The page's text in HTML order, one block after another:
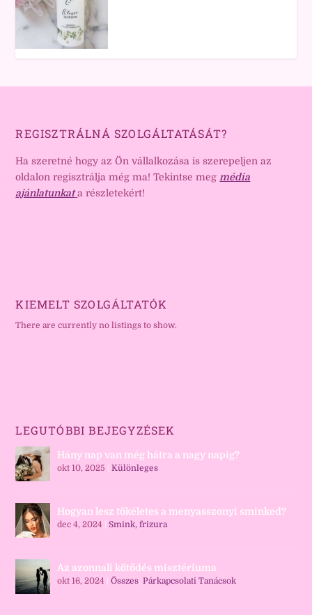
REGISZTRÁLNÁ SZOLGÁLTATÁSÁT?
Ha szeretné hogy az Ön vállalkozása is szerepeljen az
oldalon regisztrálja még ma! Tekintse megmédia
ajánlatunkat a részletekért!
KIEMELT SZOLGÁLTATÓK
There are currently no listings to show.
LEGUTÓBBI BEJEGYZÉSEK
Hány nap van még hátra a nagy napig?
okt 10, 2025 |Különleges
Hogyan lesz tökéletes a menyasszonyi sminked?
dec 4, 2024 |Smink, frizura
Az azonnali kötődés misztériuma
okt 16, 2024 |Összes,Párkapcsolati Tanácsok